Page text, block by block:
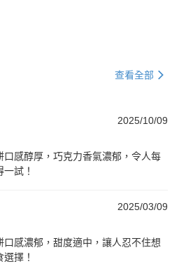
查看全部
2025/10/09
感醇厚，巧克力香氣濃郁，令人每
試！
2025/03/09
感濃郁，甜度適中，讓人忍不住想
擇！